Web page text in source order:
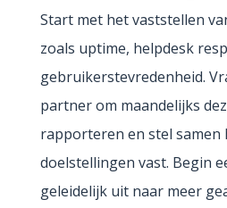
Start met het vaststellen
zoals uptime, helpdesk
gebruikerstevredenheid.
partner om maandelijks
rapporteren en stel samen
doelstellingen vast. Begin
geleidelijk uit naar meer